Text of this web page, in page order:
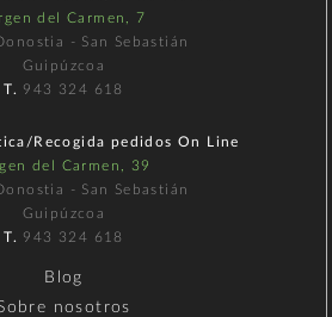
del Carmen, 7
- San Sebastián
Guipúzcoa
T. 943 324 618
Recogida pedidos On Line
del Carmen, 39
- San Sebastián
Guipúzcoa
T. 943 324 618
Blog
nosotros